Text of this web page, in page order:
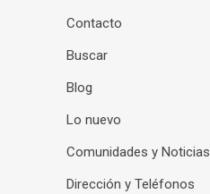
Contacto
Buscar
Blog
Lo nuevo
Comunidades y Noticias
Dirección y Teléfonos